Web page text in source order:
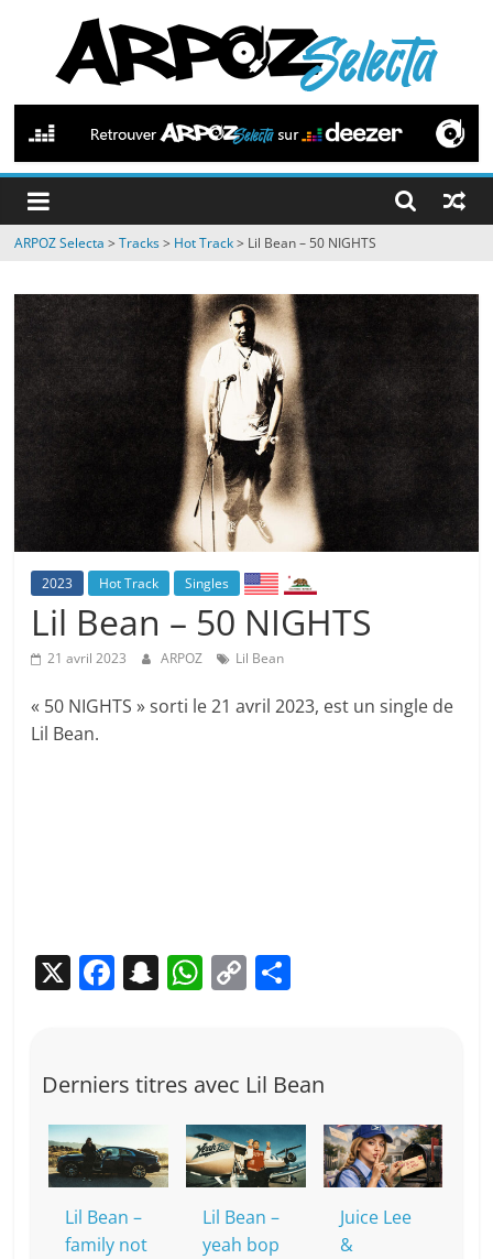
contenu
ARPOZ
Selecta
by
ARPOZ
BENNO
ARPOZ Selecta >Tracks> Hot Track> Lil Bean – 50 NIGHTS
2023 Hot Track Singles
Lil Bean – 50 NIGHTS
21 avril 2023 ARPOZ Lil Bean
« 50 NIGHTS » sorti le 21 avril 2023, est un single de
Lil Bean.
X F
e
b
o
o
k
S
p
h
at
W
s
A
p
p
C
y
Li
n
k
g
er
Derniers titres avec Lil Bean
Lil Bean –
family not
Lil Bean –
yeah bop
Juice Lee
&